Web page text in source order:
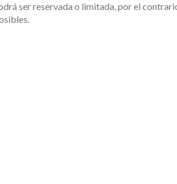
ser reservada o limitada, por el